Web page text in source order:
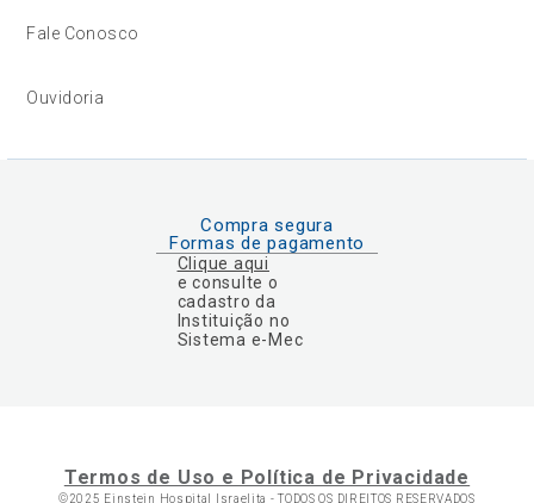
Fale Conosco
Ouvidoria
Compra segura
Formas de pagamento
Clique aqui
e consulte o
cadastro da
Instituição no
Sistema e-Mec
Termos de Uso e Política de Privacidade
©2025 Einstein Hospital Israelita -TODOS OS DIREITOS RESERVADOS